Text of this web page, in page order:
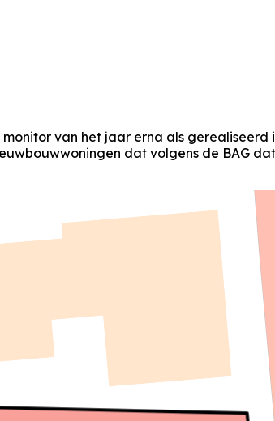
van het jaar erna als gerealiseerd
dat volgens de BAG